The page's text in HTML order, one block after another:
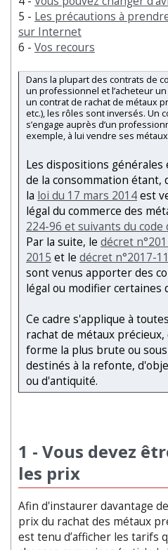
5 - Les précautions à
sur Internet
6 - Vos recours
Dans la plupart des contrats de
un professionnel et l’acheteur
un contrat de rachat de métaux
etc.), les rôles sont inversés. Un
s’engage auprès d’un
exemple, à lui vendre ses
Les dispositions
de la consommation étant,
la loi du 17 mars 2014est
légal du commerce des
224-96 et suivants du code
Par la suite, le décret
2015 et le décret n°2017-
sont venus apporter des
légal ou modifier certaines
Ce cadre s'applique à
rachat de métaux
forme la plus brute ou
destinés à la refonte,
ou d'antiquité.
1 - Vous devez
les prix
Afin d'instaurer davantage
prix du rachat des métaux
est tenu d’afficher les tarifs